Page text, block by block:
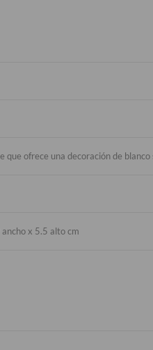
que ofrece una decoración de
x 5.5 alto cm